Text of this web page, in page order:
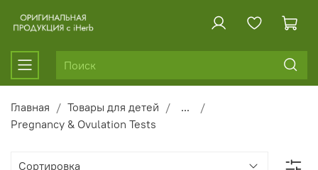
Главная Товары для детей
...
Pregnancy & Ovulation Tests